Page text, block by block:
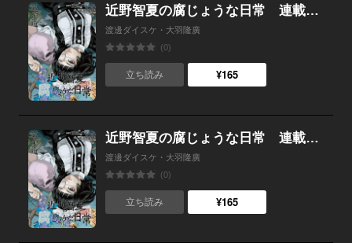
近野智夏の腐じょうな日常 連載版 第５話 地図に映らない村
渡邊ダイスケ・大羽隆廣
(0)
立ち読み ¥165
近野智夏の腐じょうな日常 連載版 第４話 呪いVS呪い
渡邊ダイスケ・大羽隆廣
(0)
立ち読み ¥165